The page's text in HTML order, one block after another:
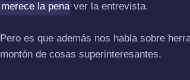
merece la pena ver la entrevista.
Pero es que además nos habla sobre
montón de cosas superinteresantes.